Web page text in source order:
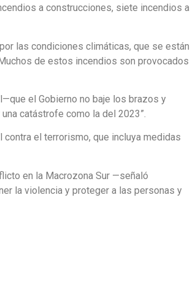
a construcciones, siete incendios a
las condiciones climáticas, que se están
de estos incendios son provocados
el Gobierno no baje los brazos y
catástrofe como la del 2023”.
contra el terrorismo, que incluya medidas
en la Macrozona Sur —señaló
la violencia y proteger a las personas y